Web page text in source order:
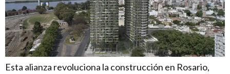
Esta alianza revoluciona la construcción en Rosario,